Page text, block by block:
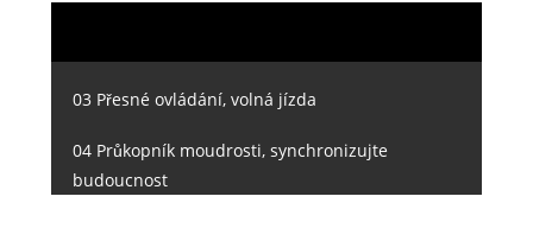
03 Přesné ovládání, volná jízda
04 Průkopník moudrosti, synchronizujte
budoucnost